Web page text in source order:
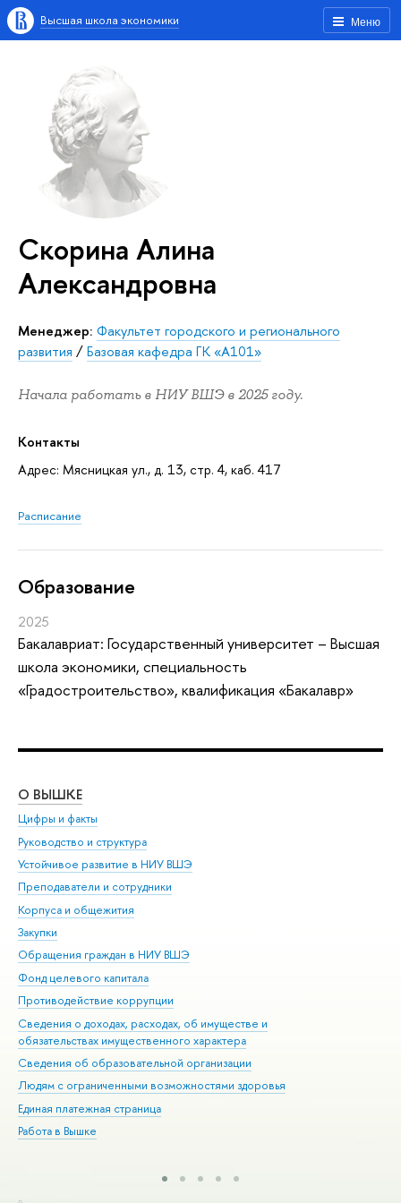
Меню
Высшая школа экономики
Скорина Алина
Александровна
Менеджер: Факультет городского и регионального
развития /Базовая кафедра ГК «А101»
Начала работать в НИУ ВШЭ в 2025 году.
Контакты
Адрес: Мясницкая ул., д. 13, стр. 4, каб. 417
Расписание
Oбразование
2025
Бакалавриат: Государственный университет – Высшая
школа экономики, специальность
«Градостроительство», квалификация «Бакалавр»
О ВЫШКЕ
Цифры и факты
Руководство и структура
Устойчивое развитие в НИУ ВШЭ
Преподаватели и сотрудники
Корпуса и общежития
Закупки
Обращения граждан в НИУ ВШЭ
Фонд целевого капитала
Противодействие коррупции
Сведения о доходах, расходах, об имуществе и
обязательствах имущественного характера
Сведения об образовательной организации
Людям с ограниченными возможностями здоровья
Единая платежная страница
Работа в Вышке